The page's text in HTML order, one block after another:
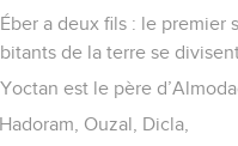
Éber a deux fils : le premier
de la terre se
Yoctan est le père
Hadoram, Ouzal, Dicla,